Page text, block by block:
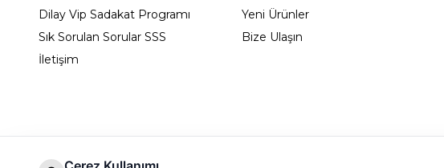
Dilay Vip Sadakat Programı
Sık Sorulan Sorular SSS
İletişim
Yeni Ürünler
Bize Ulaşın